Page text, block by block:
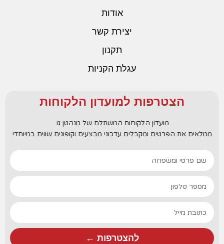
אודות
יצירת קשר
תקנון
עגלת הקניות
הצטרפות למועדון הלקוחות
מועדון הלקוחות המשתלם של מנהטן גו.
ממלאים את הפרטים ומקבלים עדכוני מבצעים וקופונים שווים במיוחד!
להצטרפות ←